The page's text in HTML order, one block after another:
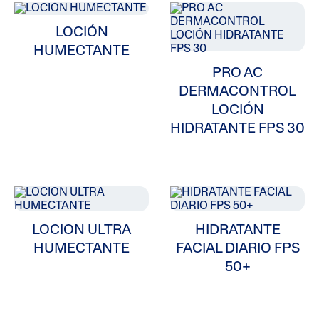
Humectantes
Limpiadores
LOCIÓN
HUMECTANTE
PRO AC
DERMACONTROL
LOCIÓN
HIDRATANTE FPS 30
LOCION ULTRA
HUMECTANTE
HIDRATANTE
FACIAL DIARIO FPS
50+